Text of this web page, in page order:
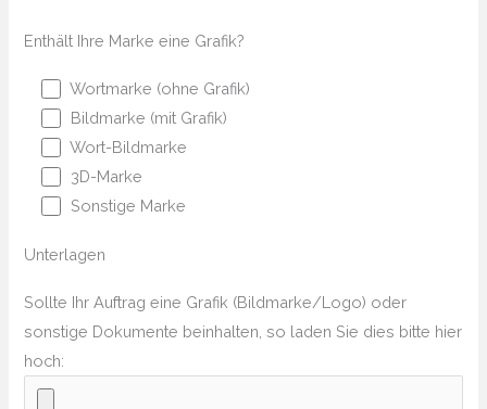
Enthält Ihre Marke eine Grafik?
Wortmarke (ohne Grafik)
Bildmarke (mit Grafik)
Wort-Bildmarke
3D-Marke
Sonstige Marke
Unterlagen
Sollte Ihr Auftrag eine Grafik (Bildmarke/Logo) oder
sonstige Dokumente beinhalten, so laden Sie dies bitte hier
hoch: